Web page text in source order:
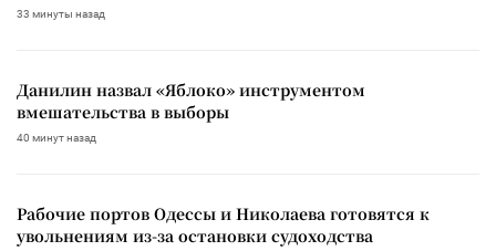
33 минуты назад
Данилин назвал «Яблоко» инструментом
вмешательства в выборы
40 минут назад
Рабочие портов Одессы и Николаева готовятся к
увольнениям из-за остановки судоходства